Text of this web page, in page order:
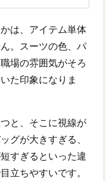
は、アイテム単体
。スーツの色、パ
場の雰囲気がそろ
た印象になりま
と、そこに視線が
グが大きすぎる、
すぎるといった違
立ちやすいです。